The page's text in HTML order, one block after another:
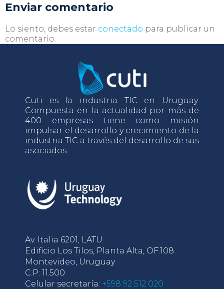
Enviar comentario
Lo siento, debes estar conectado para publicar un
comentario.
Cuti es la industria TIC en Uruguay.
Compuesta en la actualidad por más de
400 empresas tiene como misión
impulsar el desarrollo y crecimiento de la
industria TIC a través del desarrollo de sus
asociados.
Av. Italia 6201, LATU
Edificio Los Tilos, Planta Alta, OF.108
Montevideo, Uruguay
C.P: 11.500
Celular secretaría: +598 92 512 020